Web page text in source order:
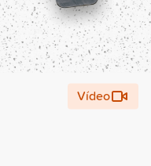
Vídeo